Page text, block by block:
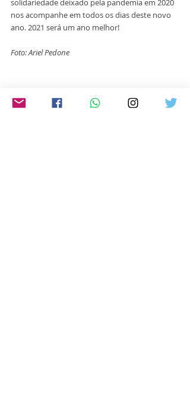
solidariedade deixado pela pandemia em 2020
nos acompanhe em todos os dias deste novo
ano. 2021 será um ano melhor!
Foto: Ariel Pedone
Artigos